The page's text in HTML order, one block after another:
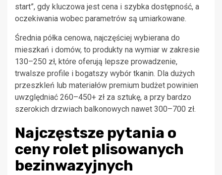
start”, gdy kluczowa jest cena i szybka dostępność, a
oczekiwania wobec parametrów są umiarkowane.
Średnia półka cenowa, najczęściej wybierana do
mieszkań i domów, to produkty na wymiar w zakresie
130–250 zł, które oferują lepsze prowadzenie,
trwalsze profile i bogatszy wybór tkanin. Dla dużych
przeszkleń lub materiałów premium budżet powinien
uwzględniać 260–450+ zł za sztukę, a przy bardzo
szerokich drzwiach balkonowych nawet 300–700 zł.
Najczęstsze pytania o
ceny rolet plisowanych
bezinwazyjnych